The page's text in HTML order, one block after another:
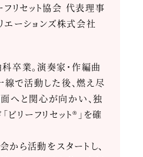
リセット協会 代表理事
リエーションズ株式会社
卒業。演奏家・作編曲
線で活動した後、燃え尽
へと関心が向かい、独
ビリーフリセット®」を確
ら活動をスタートし、